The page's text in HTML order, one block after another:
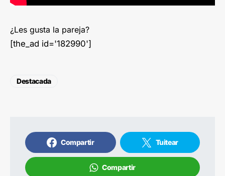
¿Les gusta la pareja?
[the_ad id='182990']
Destacada
Compartir Tuitear
Compartir